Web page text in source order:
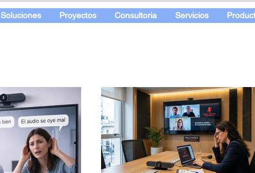
Soluciones Proyectos Consultoria Servicios